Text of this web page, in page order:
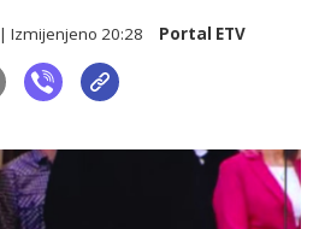
| Izmijenjeno 20:28 Portal ETV